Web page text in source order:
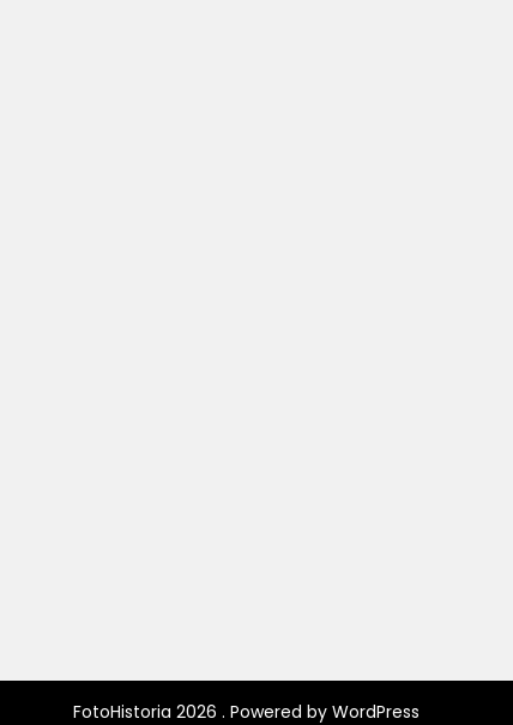
FotoHistoria 2026 . Powered by WordPress